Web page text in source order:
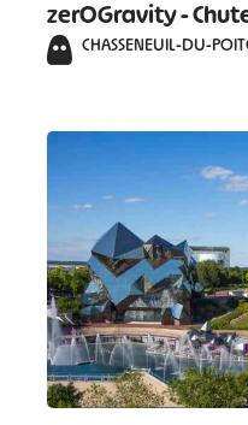
zerOGravity -
CHASSENEUIL-DU-
#
#